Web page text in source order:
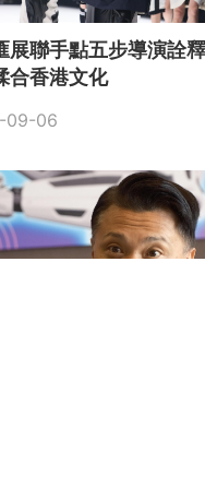
展聯手點五步導演詮
合香港文化
09-06